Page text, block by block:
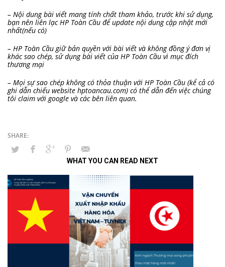
– Nội dung bài viết mang tính chất tham khảo, trước khi sử dụng,
bạn nên liên lạc HP Toàn Cầu để update nội dung cập nhật mới
nhất(nếu có)
– HP Toàn Cầu giữ bản quyền với bài viết và không đồng ý đơn vị
khác sao chép, sử dụng bài viết của HP Toàn Cầu vì mục đích
thương mại
– Mọi sự sao chép không có thỏa thuận với HP Toàn Cầu (kể cả có
ghi dẫn chiếu website hptoancau.com) có thể dẫn đến việc chúng
tôi claim với google và các bên liên quan.
WHAT YOU CAN READ NEXT